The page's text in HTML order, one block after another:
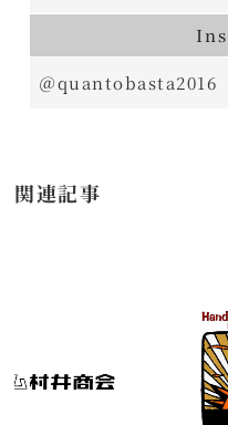
＠quantobasta2016
関連記事